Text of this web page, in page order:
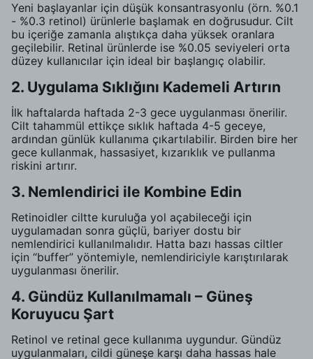
Yeni başlayanlar için düşük konsantrasyonlu (örn. %0.1
- %0.3 retinol) ürünlerle başlamak en doğrusudur. Cilt
bu içeriğe zamanla alıştıkça daha yüksek oranlara
geçilebilir. Retinal ürünlerde ise %0.05 seviyeleri orta
düzey kullanıcılar için ideal bir başlangıç olabilir.
2. Uygulama Sıklığını Kademeli Artırın
İlk haftalarda haftada 2-3 gece uygulanması önerilir.
Cilt tahammül ettikçe sıklık haftada 4-5 geceye,
ardından günlük kullanıma çıkartılabilir. Birden bire her
gece kullanmak, hassasiyet, kızarıklık ve pullanma
riskini artırır.
3. Nemlendirici ile Kombine Edin
Retinoidler ciltte kuruluğa yol açabileceği için
uygulamadan sonra güçlü, bariyer dostu bir
nemlendirici kullanılmalıdır. Hatta bazı hassas ciltler
için “buffer” yöntemiyle, nemlendiriciyle karıştırılarak
uygulanması önerilir.
4. Gündüz Kullanılmamalı – Güneş
Koruyucu Şart
Retinol ve retinal gece kullanıma uygundur. Gündüz
uygulanmaları, cildi güneşe karşı daha hassas hale